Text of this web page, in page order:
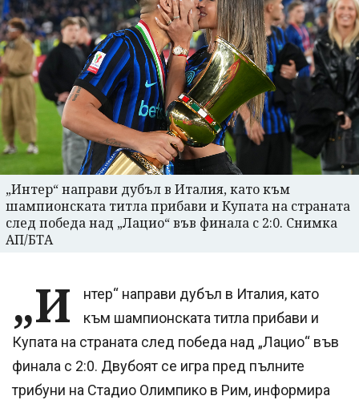
„Интер“ направи дубъл в Италия, като към
шампионската титла прибави и Купата на страната
след победа над „Лацио“ във финала с 2:0. Снимка
АП/БТА
„И
нтер“ направи дубъл в Италия, като
към шампионската титла прибави и
Купата на страната след победа над „Лацио“ във
финала с 2:0. Двубоят се игра пред пълните
трибуни на Стадио Олимпико в Рим, информира